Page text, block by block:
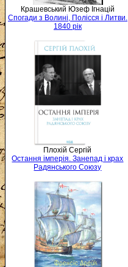
Крашевський Юзеф Ігнацій
Спогади з Волині, Полісся і Литви.
1840 рік
Плохій Сергій
Остання імперія. Занепад і крах
Радянського Союзу